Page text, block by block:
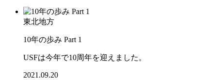
東北地方
10年の歩み Part 1
USFは今年で10周年を迎えました。
2021.09.20